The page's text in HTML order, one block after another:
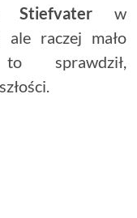
Stiefvaterw
ale raczej mało
sprawdził,